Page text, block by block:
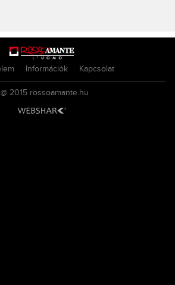
Információk Kapcsolat
@ 2015 rossoamante.hu